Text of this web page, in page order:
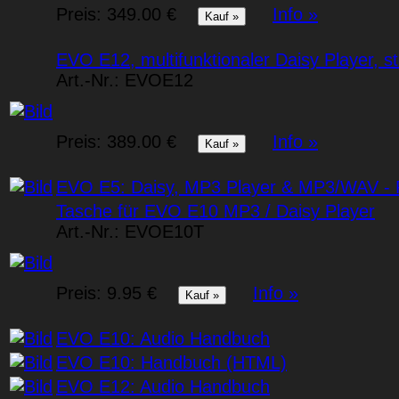
Preis: 349.00 € Info »
EVO E12, multifunktionaler Daisy Player,
Art.-Nr.: EVOE12
Preis: 389.00 € Info »
EVO E5: Daisy, MP3 Player & MP3/WAV -
Tasche für EVO E10 MP3 / Daisy Player
Art.-Nr.: EVOE10T
Preis: 9.95 € Info »
EVO E10: Audio Handbuch
EVO E10: Handbuch (HTML)
EVO E12: Audio Handbuch